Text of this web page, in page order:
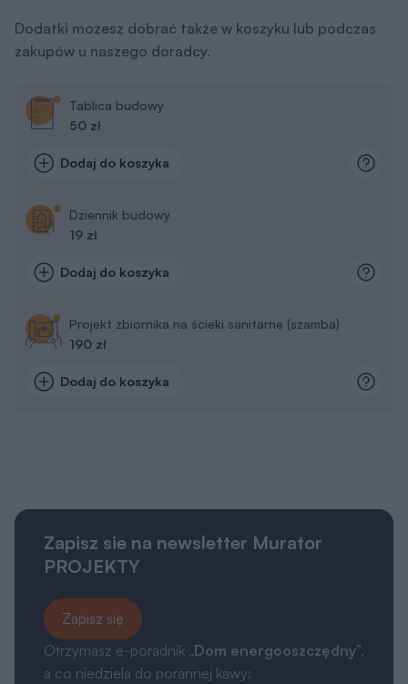
Dodatki możesz dobrać także w koszyku lub podczas
zakupów u naszego doradcy.
Tablica budowy
50 zł
Dodaj do koszyka
Dziennik budowy
19 zł
Dodaj do koszyka
Projekt zbiornika na ścieki sanitarne (szamba)
190 zł
Dodaj do koszyka
Zapisz sie na newsletter Murator
PROJEKTY
Zapisz się
Otrzymasz e-poradnik „Dom energooszczędny”,
a co niedziela do porannej kawy: